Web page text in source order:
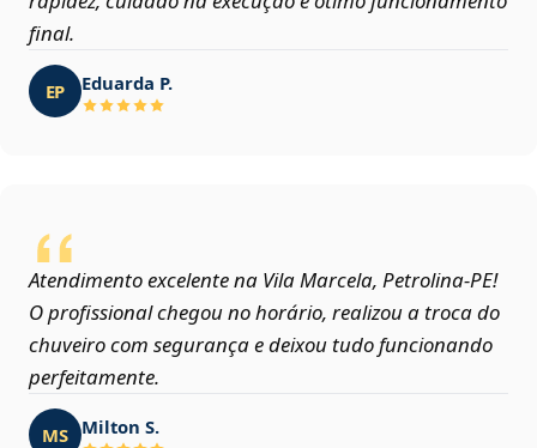
final.
EP Eduarda P.
Atendimento excelente na Vila Marcela, Petrolina‑PE!
O profissional chegou no horário, realizou a troca do
chuveiro com segurança e deixou tudo funcionando
perfeitamente.
MS Milton S.